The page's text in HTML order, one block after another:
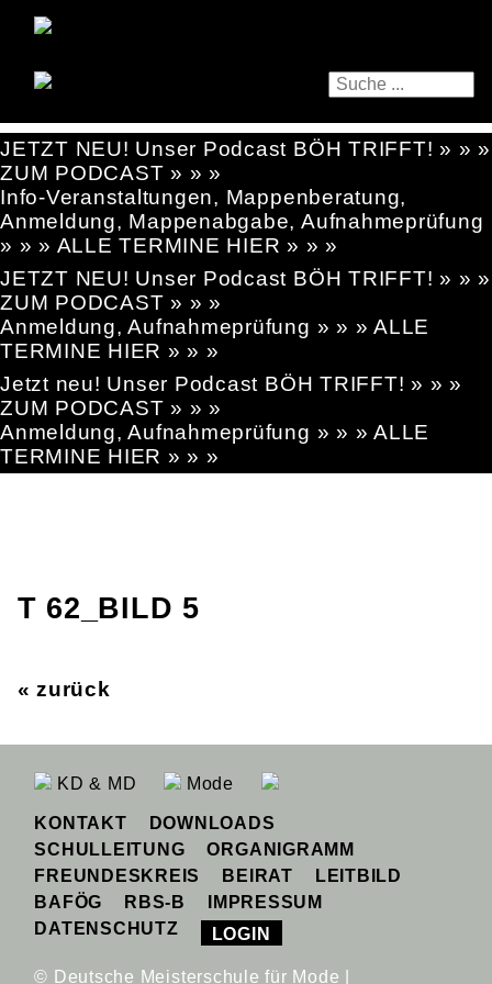
JETZT NEU! Unser Podcast BÖH TRIFFT! » » »
ZUM PODCAST » » »
Info-Veranstaltungen, Mappenberatung,
Anmeldung, Mappenabgabe, Aufnahmeprüfung
» » » ALLE TERMINE HIER » » »
JETZT NEU! Unser Podcast BÖH TRIFFT! » » »
ZUM PODCAST » » »
Anmeldung, Aufnahmeprüfung » » » ALLE
TERMINE HIER » » »
Jetzt neu! Unser Podcast BÖH TRIFFT! » » »
ZUM PODCAST » » »
Anmeldung, Aufnahmeprüfung » » » ALLE
TERMINE HIER » » »
T 62_BILD 5
« zurück
KD & MD Mode
KONTAKT
DOWNLOADS
SCHULLEITUNG
ORGANIGRAMM
FREUNDESKREIS
BEIRAT
LEITBILD
BAFÖG
RBS-B
IMPRESSUM
DATENSCHUTZ
LOGIN
© Deutsche Meisterschule für Mode |